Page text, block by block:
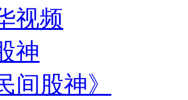
视频
神
间股神》